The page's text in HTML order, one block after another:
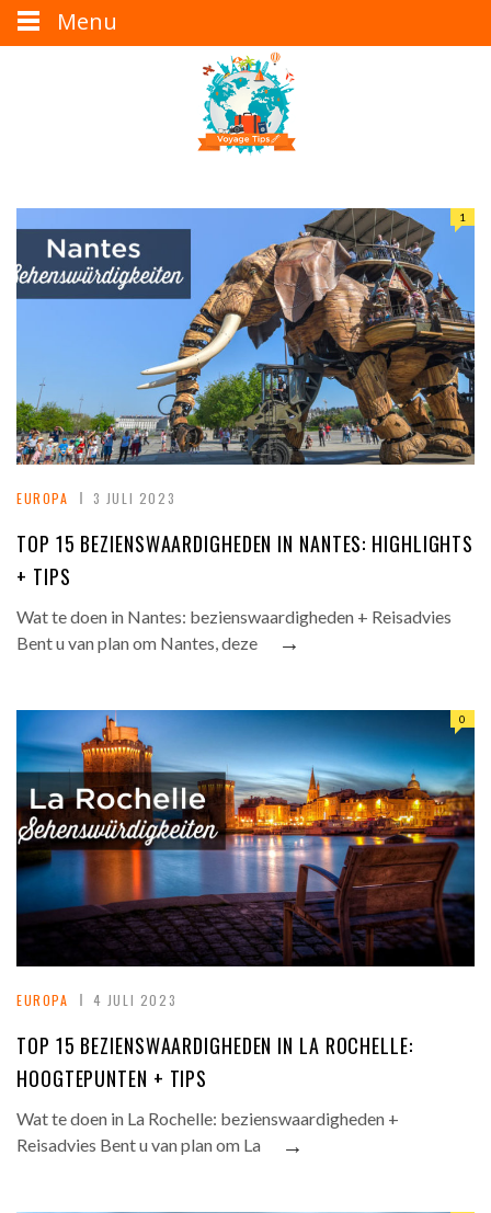
EUROPA 3 JULI 2023
1
TOP 15 BEZIENSWAARDIGHEDEN IN NANTES: HIGHLIGHTS
+ TIPS
Wat te doen in Nantes: bezienswaardigheden + Reisadvies
Bent u van plan om Nantes, deze
→
EUROPA 4 JULI 2023
0
TOP 15 BEZIENSWAARDIGHEDEN IN LA ROCHELLE:
HOOGTEPUNTEN + TIPS
Wat te doen in La Rochelle: bezienswaardigheden +
Reisadvies Bent u van plan om La
→
Menu